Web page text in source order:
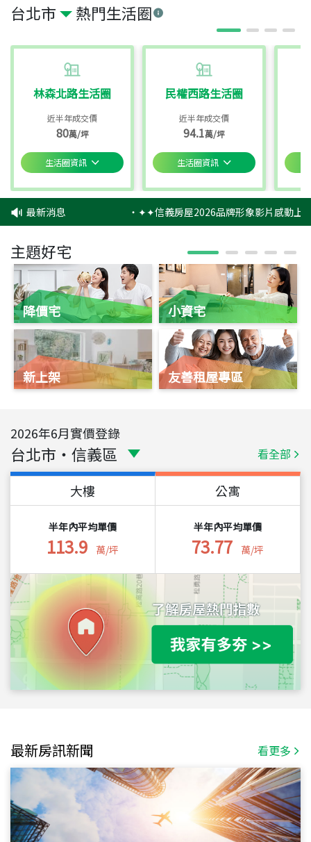
台北市 熱門生活圈
林森北路生活圈
近半年成交價
80萬/坪
生活圈資訊
民權西路生活圈
近半年成交價
94.1萬/坪
生活圈資訊
最新消息 ‧✦✦信義房屋2026品牌形象影片感動上
主題好宅
降價宅
新上架
小資宅
友善租屋專區
2026年6月實價登錄
台北市 ・ 信義區 看全部
大樓
半年內平均單價
113.9 萬/坪
公寓
半年內平均單價
73.77 萬/坪
最新房訊新聞 看更多